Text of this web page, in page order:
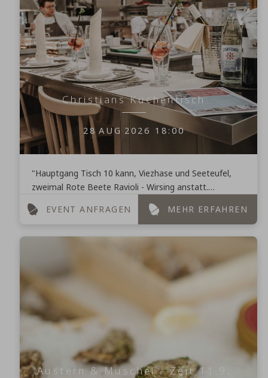
Christians Küchentisch
28 AUG 2026 18:00
"Hauptgang Tisch 10 kann, Viezhase und Seeteufel,
zweimal Rote Beete Ravioli - Wirsing anstatt.
Vorspeise Tisch 22, wie lange? 2 Minuten und Suppe
kann!" ...EVENT ANFRAGEN MEHR ERFAHREN
Austern & Muschel - Zeit 11.9.